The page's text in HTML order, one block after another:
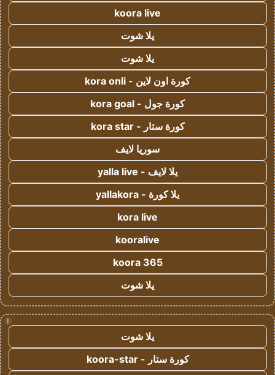
koora live
يلا شوت
يلا شوت
كورة اون لاين - kora onli
كورة جول - kora goal
كورة ستار - kora star
سوريا لايف
يلا لايف - yalla live
يلا كورة - yallakora
kora live
kooralive
koora 365
يلا شوت
!
يلا شوت
كورة ستار - koora-star